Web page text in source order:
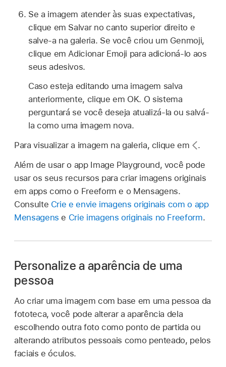
Se a imagem atender às suas expectativas,
clique em Salvar no canto superior direito e
salve-a na galeria. Se você criou um Genmoji,
clique em Adicionar Emoji para adicioná-lo aos
seus adesivos.
Caso esteja editando uma imagem salva
anteriormente, clique em OK. O sistema
perguntará se você deseja atualizá-la ou salvá-
la como uma imagem nova.
Para visualizar a imagem na galeria, clique em
.
Além de usar o app Image Playground, você pode
usar os seus recursos para criar imagens originais
em apps como o Freeform e o Mensagens.
Consulte Crie e envie imagens originais com o app
Mensagens e Crie imagens originais no Freeform.
Personalize a aparência de uma
pessoa
Ao criar uma imagem com base em uma pessoa da
fototeca, você pode alterar a aparência dela
escolhendo outra foto como ponto de partida ou
alterando atributos pessoais como penteado, pelos
faciais e óculos.